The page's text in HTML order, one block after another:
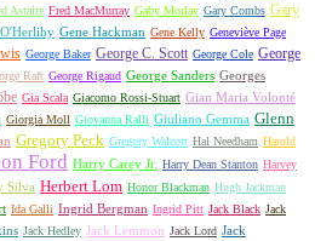
Astaire Fred MacMurray Gaby Morlay Gary Combs Gary
Gene Hackman Gene Kelly Geneviève Page
George Baker George C. Scott George Cole George
Raft George Rigaud George Sanders Georges
Gia Scala Giacomo Rossi-Stuart Gian Maria Volonté
Giorgia Moll Giovanna Ralli Giuliano Gemma Glenn
Gregory Peck Gregory Walcott Hal Needham Harold
Ford Harry Carey Jr. Harry Dean Stanton Harvey
Silva Herbert Lom Honor Blackman Hugh Jackman
Ida Galli Ingrid Bergman Ingrid Pitt Jack Black Jack
Jack Hedley Jack Lemmon Jack Lord Jack